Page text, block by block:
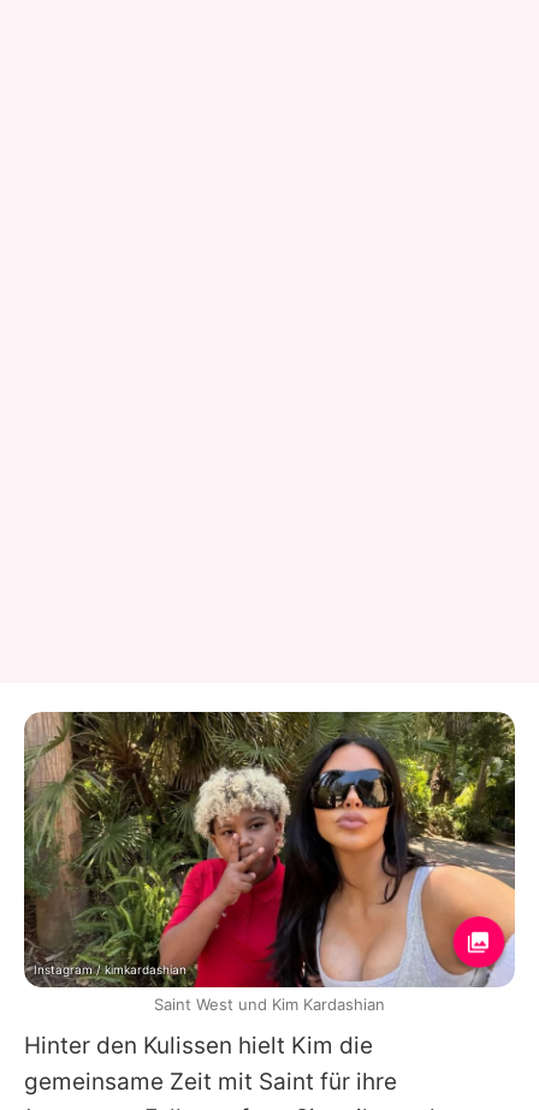
Hinter den Kulissen hielt Kim die
gemeinsame Zeit mit Saint für ihre
Instagram / kimkardashian
Saint West und Kim Kardashian